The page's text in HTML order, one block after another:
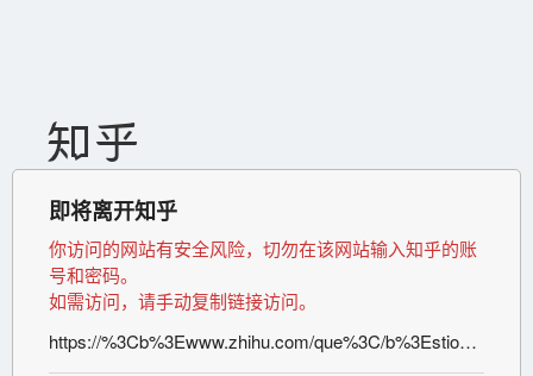
即将离开知乎
你访问的网站有安全风险，切勿在该网站输入知乎的账
号和密码。
如需访问，请手动复制链接访问。
https://%3Cb%3Ewww.zhihu.com/que%3C/b%3Estion/270387939/answer/2283237477